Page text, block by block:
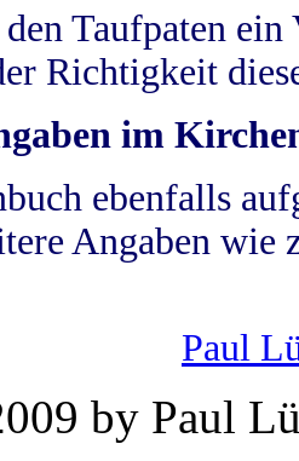
Taufpaten
Richtigkeit
im
ebenfalls
Angaben wie
Paul
by Paul